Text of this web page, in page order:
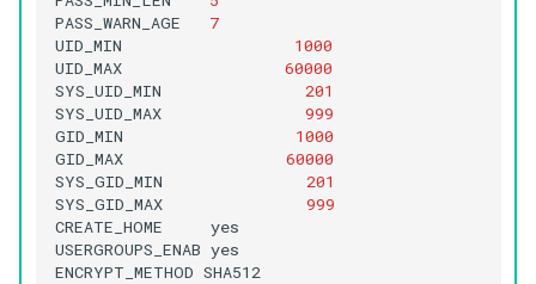
PASS_WARN_AGE
7
UID_MIN
1000
UID_MAX
60000
SYS_UID_MIN
201
SYS_UID_MAX
999
GID_MIN
1000
GID_MAX
60000
SYS_GID_MIN
201
SYS_GID_MAX
999
CREATE_HOME
yes
USERGROUPS_ENAB yes
ENCRYPT_METHOD
SHA512